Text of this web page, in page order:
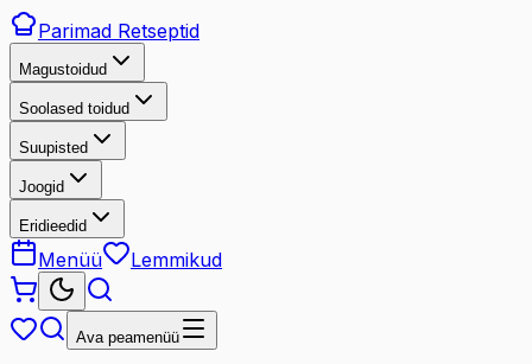
Parimad Retseptid
Magustoidud
Soolased toidud
Suupisted
Joogid
Eridieedid
Menüü Lemmikud
Ava peamenüü